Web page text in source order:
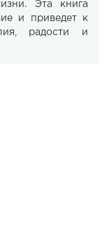
Эта книга
и приведет к
радости и